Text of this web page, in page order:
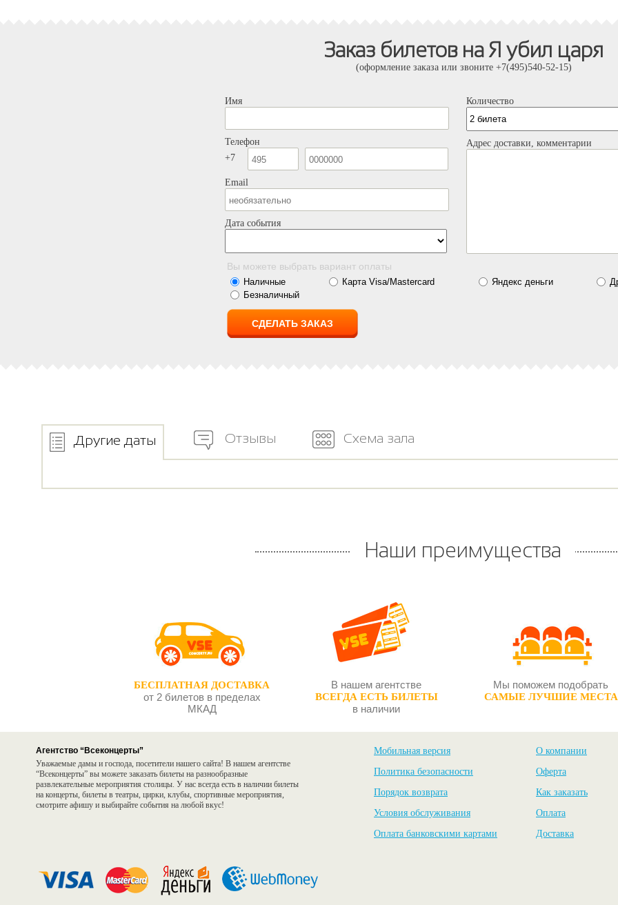
Заказ билетов на Я убил царя
(оформление заказа или звоните +7(495)540-52-15)
Имя
Телефон
+7
Email
Дата события
Количество
Адрес доставки, комментарии
Вы можете выбрать вариант оплаты
Наличные Карта Visa/Mastercard Яндекс деньги
Безналичный
Другие даты Отзывы Схема зала
Наши преимущества
БЕСПЛАТНАЯ ДОСТАВКА
от 2 билетов в пределах
МКАД
В нашем агентстве
ВСЕГДА ЕСТЬ БИЛЕТЫ
в наличии
Мы поможем подобрать
САМЫЕ ЛУЧШИЕ МЕСТА
Агентство “Всеконцерты”
Уважаемые дамы и господа, посетители нашего сайта! В нашем агентстве
“Всеконцерты” вы можете заказать билеты на разнообразные
развлекательные мероприятия столицы. У нас всегда есть в наличии билеты
на концерты, билеты в театры, цирки, клубы, спортивные мероприятия,
смотрите афишу и выбирайте события на любой вкус!
Мобильная версия
Политика безопасности
Порядок возврата
Условия обслуживания
Оплата банковскими картами
О компании
Оферта
Как заказать
Оплата
Доставка